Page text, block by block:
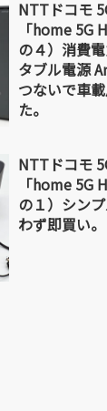
NTTドコモ
「home 5G
の４）消費
タブル電源
つないで車
た。
NTTドコモ
「home 5G
の１）シン
わず即買い。